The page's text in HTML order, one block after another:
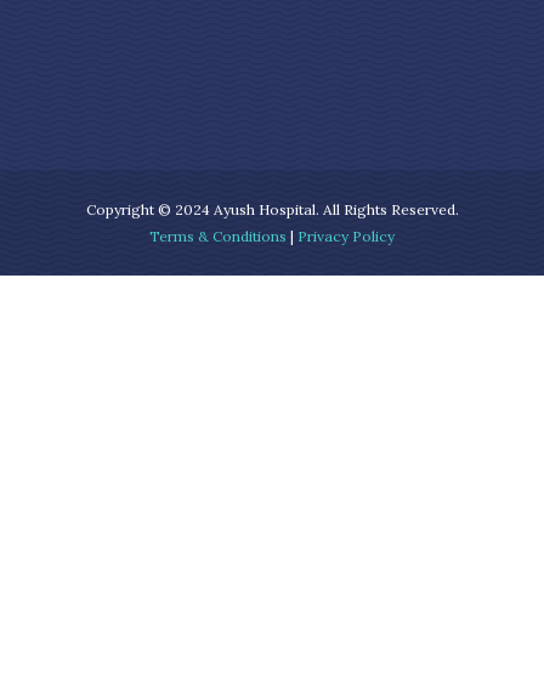
Copyright © 2024 Ayush Hospital. All Rights Reserved.
Terms & Conditions | Privacy Policy